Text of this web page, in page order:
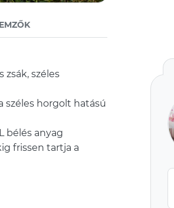
széles
széles horgolt hatású
bélés anyag
frissen tartja a